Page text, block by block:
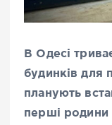
В Одесі
будинків для
планують
перші родини